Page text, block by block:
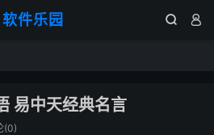
软件乐园  
易中天经典名言
(0)